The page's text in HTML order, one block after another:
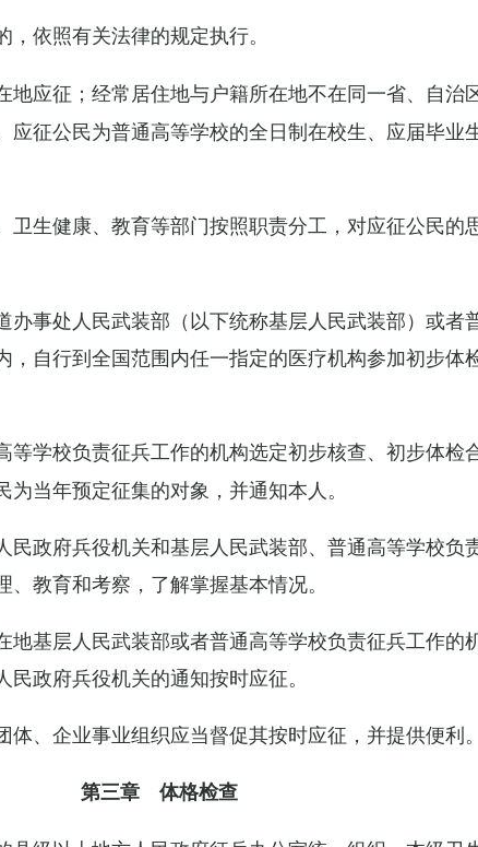
依照有关法律的规定执行。
应征；经常居住地与户籍所在地不在同一省、自治
征公民为普通高等学校的全日制在校生、应届毕业
生健康、教育等部门按照职责分工，对应征公民的
办事处人民武装部（以下统称基层人民武装部）或者
自行到全国范围内任一指定的医疗机构参加初步体
学校负责征兵工作的机构选定初步核查、初步体检
当年预定征集的对象，并通知本人。
民政府兵役机关和基层人民武装部、普通高等学校负
教育和考察，了解掌握基本情况。
地基层人民武装部或者普通高等学校负责征兵工作的
政府兵役机关的通知按时应征。
、企业事业组织应当督促其按时应征，并提供便利。
第三章 体格检查